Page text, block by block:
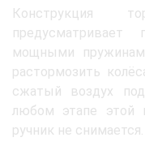
Конструкция
предусматривает
мощными
растормозить
сжатый воздух
любом этапе этой
ручник не снимается.